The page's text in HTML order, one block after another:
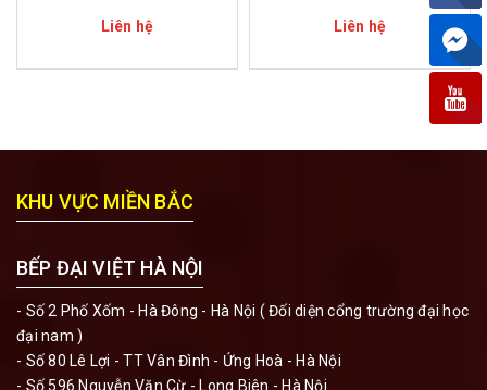
Liên hệ Liên hệ
KHU VỰC MIỀN BẮC
BẾP ĐẠI VIỆT HÀ NỘI
- Số 2 Phố Xốm - Hà Đông - Hà Nội ( Đối diện cổng trường đại học
đại nam )
- Số 80 Lê Lợi - TT Vân Đình - Ứng Hoà - Hà Nội
- Số 596 Nguyễn Văn Cừ - Long Biên - Hà Nội